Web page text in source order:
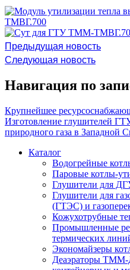
Предыдущая новость
Следующая новость
Навигация по
Крупнейшее
Изготовление глушителей
природного газа в Западной
Каталог
Водогрейные
Паровые котлы-
Глушители для
Глушители для
(ГТЭС) и
Кожухотрубные
Промышленные
термических
Экономайзеры
Деаэраторы ТММ-